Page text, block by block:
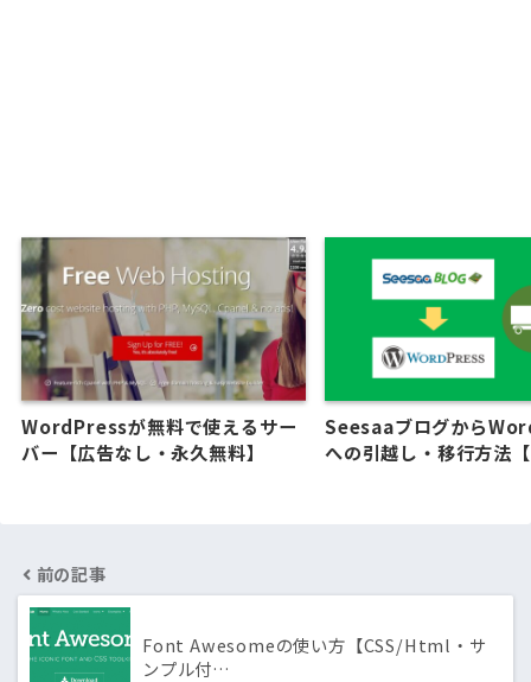
WordPressが無料で使えるサー
バー【広告なし・永久無料】
Seesaaブログから
への引越し・移行方法
前の記事
Font Awesomeの使い方【CSS/Html・サ
ンプル付…